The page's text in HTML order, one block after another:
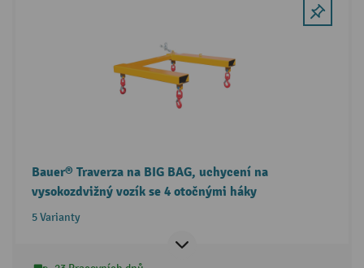
Bauer® Traverza na BIG BAG, uchycení na
vysokozdvižný vozík se 4 otočnými háky
5 Varianty